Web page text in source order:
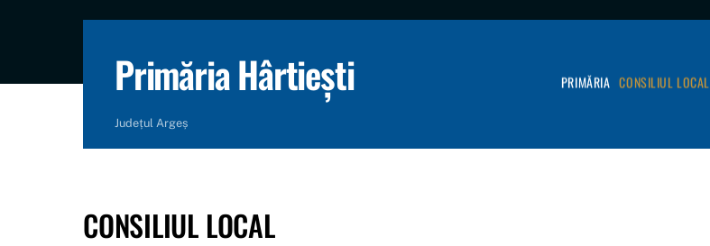
Primăria Hârtiești
Județul Argeș
PRIMĂRIA CONSILIUL LOCAL
CONSILIUL LOCAL